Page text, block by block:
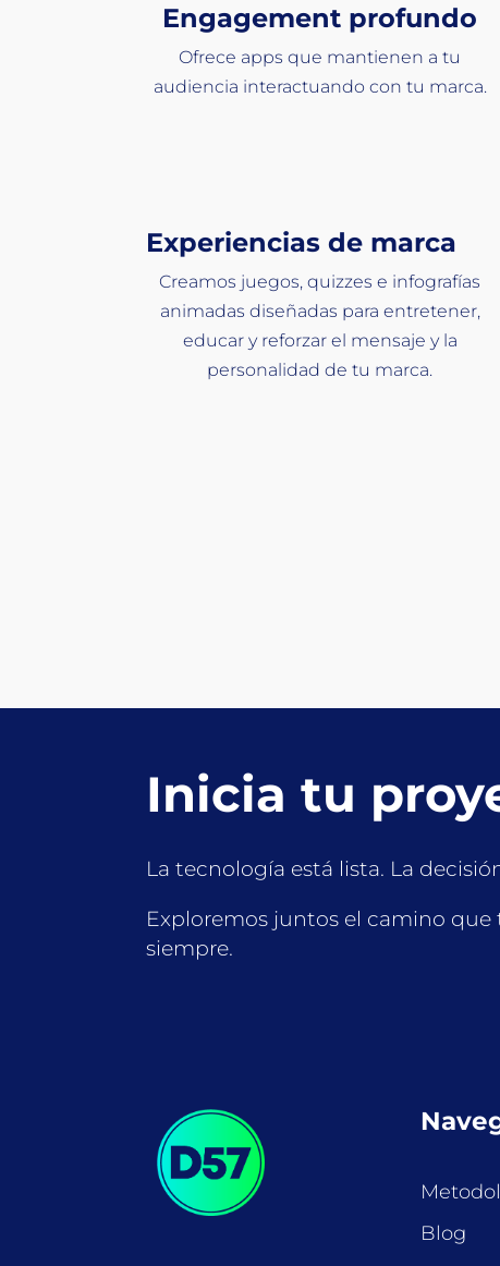
Engagement profundo
Ofrece apps que mantienen a tu
audiencia interactuando con tu marca.
Experiencias de marca
Creamos juegos, quizzes e infografías
animadas diseñadas para entretener,
educar y reforzar el mensaje y la
personalidad de tu marca.
Inicia tu
La tecnología está lista. La
Exploremos juntos el camino
siempre.
Blog